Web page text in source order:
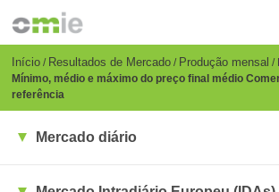
para
conteúdo
principal
Breadcrumb
Início Resultados de Mercado Produção mensal
Mínimo, médio e máximo do preço final médio
referência
Mercado diário